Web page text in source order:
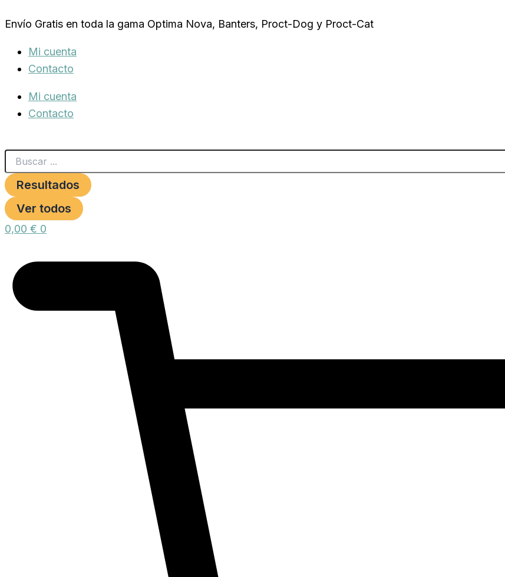
al
Envío Gratis en toda la gama Optima Nova, Banters, Proct-Dog y Proct-Cat
Mi cuenta
Contacto
Mi cuenta
Contacto
Resultados
Ver todos
0,00 € 0
GOLD
cantidad